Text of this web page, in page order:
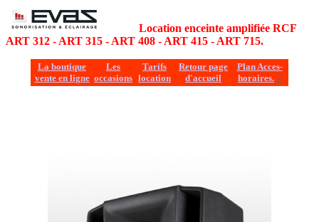
Location enceinte amplifiée RCF
ART 312 - ART 315 - ART 408 - ART 415 - ART 715.
La boutique
vente en ligne
Les
occasions
Tarifs
location
Retour page
d'accueil
Plan Acces-
horaires. S